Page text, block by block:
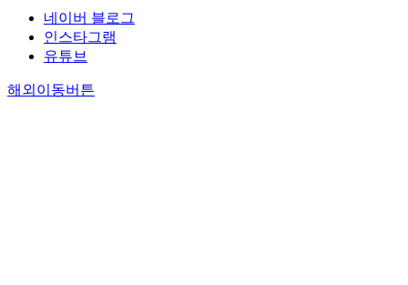
네이버 블로그
인스타그램
유튜브
해외이동버튼